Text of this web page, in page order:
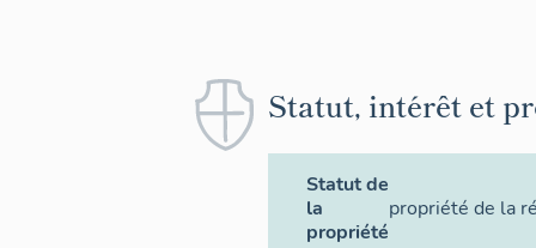
Statut, intérêt et
Statut de
la
propriété
propriété de la